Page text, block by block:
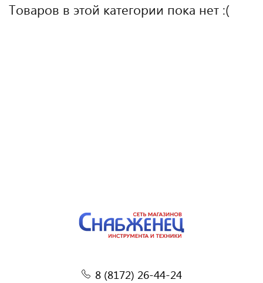
Товаров в этой категории пока нет :(
8 (8172) 26-44-24